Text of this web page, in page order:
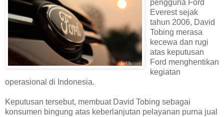
pengguna Ford
Everest sejak
tahun 2006, David
Tobing merasa
kecewa dan rugi
atas keputusan
Ford menghentikan
kegiatan
operasional di Indonesia.
Keputusan tersebut, membuat David Tobing sebagai
konsumen bingung atas keberlanjutan pelayanan purna jual